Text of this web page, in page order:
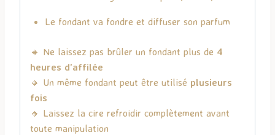
Le fondant va fondre et diffuser son parfum
🔸 Ne laissez pas brûler un fondant plus de 4
heures d’affilée
🔸 Un même fondant peut être utilisé plusieurs
fois
🔸 Laissez la cire refroidir complètement avant
toute manipulation